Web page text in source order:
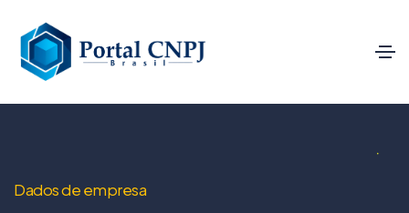
Dados de empresa